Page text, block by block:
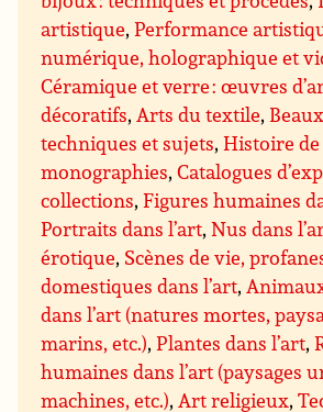
artistique,Performance
numérique, holographique et
Céramique et verre : œuvres
décoratifs,Arts du textile,
techniques et sujets,Histoire de
monographies,Catalogues
collections,Figures humaines
Portraits dans l’art,Nus dans
érotique, Scènes de vie,
domestiques dans l’art,
dans l’art (natures mortes,
marins, etc.),Plantes dans l’art,
humaines dans l’art (paysages
machines, etc.),Art religieux,